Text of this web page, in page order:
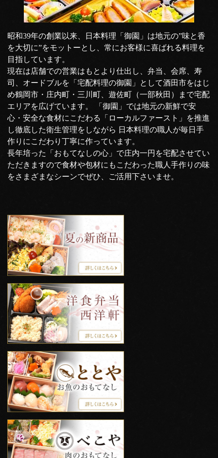
昭和39年の創業以来、日本料理「御園」は地元の”味と香
を大切に”をモットーとし、常にお客様に喜ばれる料理を
目指しています。
現在は店舗での営業はもとより仕出し、弁当、会席、寿
司、オードブルを「宅配料理の御園」として酒田市をはじ
め鶴岡市・庄内町・三川町、遊佐町（一部秋田）まで宅配
エリアを広げています。 「御園」では地元の新鮮で安
心・安全な食材にこだわる「ローカルファースト」を推進
し徹底した衛生管理をしながら 日本料理の職人が毎日手
作りにこだわり丁寧に作っています。
長年培った「おもてなしの心」で庄内一円を宅配させてい
ただきますので食材や包材にもこだわった職人手作りの味
をさまざまなシーンでぜひ、ご活用下さいませ。